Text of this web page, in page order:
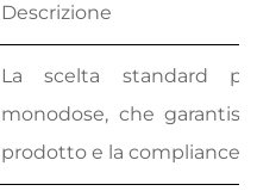
Descrizione
La scelta standard
monodose, che
prodotto e la compliance